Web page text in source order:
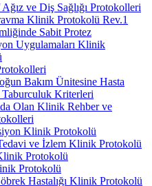
ve Diş Sağlığı Protokolleri
Klinik Protokolü Rev.1
Sabit Protez
Uygulamaları Klinik
Bakım Ünitesine Hasta
Kriterleri
Olan Klinik Rehber ve
Klinik Protokolü
ve İzlem Klinik Protokolü
Protokolü
Protokolü
Hastalığı Klinik Protokolü